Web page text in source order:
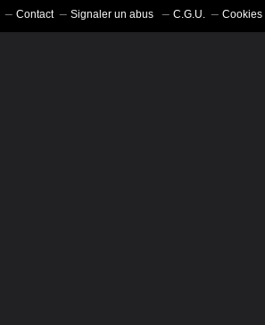
Contact Signaler un abus C.G.U. Cookies